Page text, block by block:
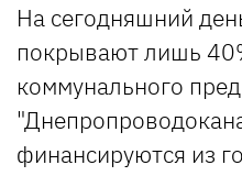
На сегодняшний
покрывают лишь
коммунального
финансируются из